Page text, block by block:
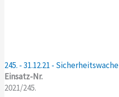
245. - 31.12.21 - Sicherheitswache
Einsatz-Nr.
2021/245.